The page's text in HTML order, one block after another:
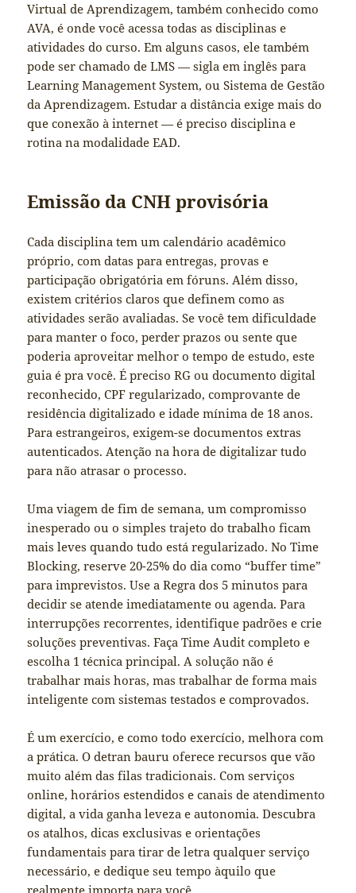
Virtual de Aprendizagem, também conhecido como
AVA, é onde você acessa todas as disciplinas e
atividades do curso. Em alguns casos, ele também
pode ser chamado de LMS — sigla em inglês para
Learning Management System, ou Sistema de Gestão
da Aprendizagem. Estudar a distância exige mais do
que conexão à internet — é preciso disciplina e
rotina na modalidade EAD.
Emissão da CNH provisória
Cada disciplina tem um calendário acadêmico
próprio, com datas para entregas, provas e
participação obrigatória em fóruns. Além disso,
existem critérios claros que definem como as
atividades serão avaliadas. Se você tem dificuldade
para manter o foco, perder prazos ou sente que
poderia aproveitar melhor o tempo de estudo, este
guia é pra você. É preciso RG ou documento digital
reconhecido, CPF regularizado, comprovante de
residência digitalizado e idade mínima de 18 anos.
Para estrangeiros, exigem-se documentos extras
autenticados. Atenção na hora de digitalizar tudo
para não atrasar o processo.
Uma viagem de fim de semana, um compromisso
inesperado ou o simples trajeto do trabalho ficam
mais leves quando tudo está regularizado. No Time
Blocking, reserve 20-25% do dia como “buffer time”
para imprevistos. Use a Regra dos 5 minutos para
decidir se atende imediatamente ou agenda. Para
interrupções recorrentes, identifique padrões e crie
soluções preventivas. Faça Time Audit completo e
escolha 1 técnica principal. A solução não é
trabalhar mais horas, mas trabalhar de forma mais
inteligente com sistemas testados e comprovados.
É um exercício, e como todo exercício, melhora com
a prática. O detran bauru oferece recursos que vão
muito além das filas tradicionais. Com serviços
online, horários estendidos e canais de atendimento
digital, a vida ganha leveza e autonomia. Descubra
os atalhos, dicas exclusivas e orientações
fundamentais para tirar de letra qualquer serviço
necessário, e dedique seu tempo àquilo que